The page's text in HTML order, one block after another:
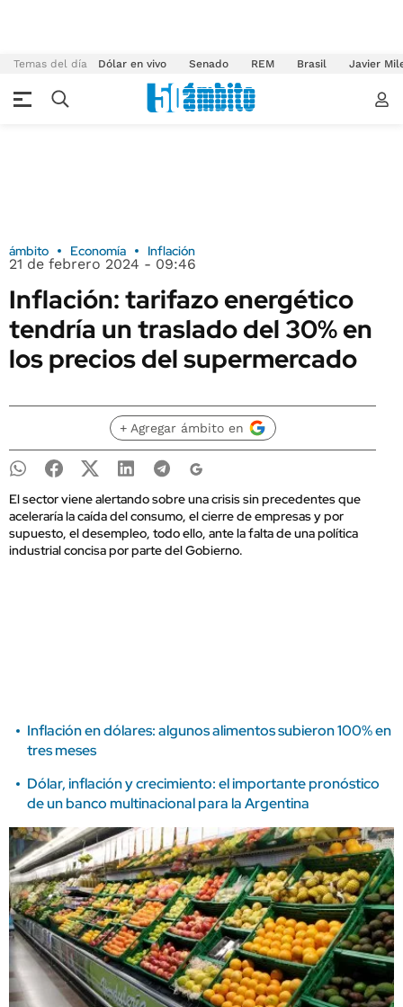
Temas del día Dólar en vivo Senado REM Brasil Javier
ámbito Economía Inflación
21 de febrero 2024 - 09:46
Inflación: tarifazo energético
tendría un traslado del 30% en
los precios del supermercado
+ Agregar ámbito en
El sector viene alertando sobre una crisis sin precedentes que
aceleraría la caída del consumo, el cierre de empresas y por
supuesto, el desempleo, todo ello, ante la falta de una política
industrial concisa por parte del Gobierno.
Inflación en dólares: algunos alimentos subieron 100% en
tres meses
Dólar, inflación y crecimiento: el importante pronóstico
de un banco multinacional para la Argentina